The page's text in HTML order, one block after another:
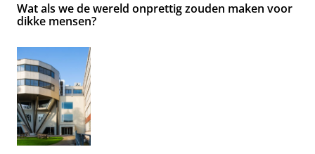
Wat als we de wereld onprettig zouden maken voor
dikke mensen?